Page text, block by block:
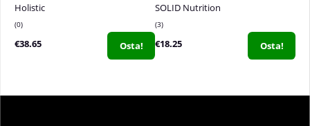
Holistic
0
€38.65 Osta!
SOLID Nutrition
3
€18.25 Osta!